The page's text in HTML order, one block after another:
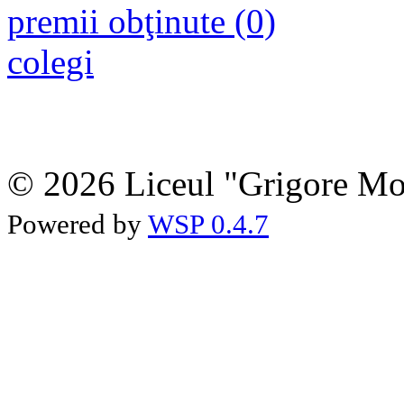
premii obţinute (0)
colegi
© 2026 Liceul "Grigore
Powered by WSP 0.4.7